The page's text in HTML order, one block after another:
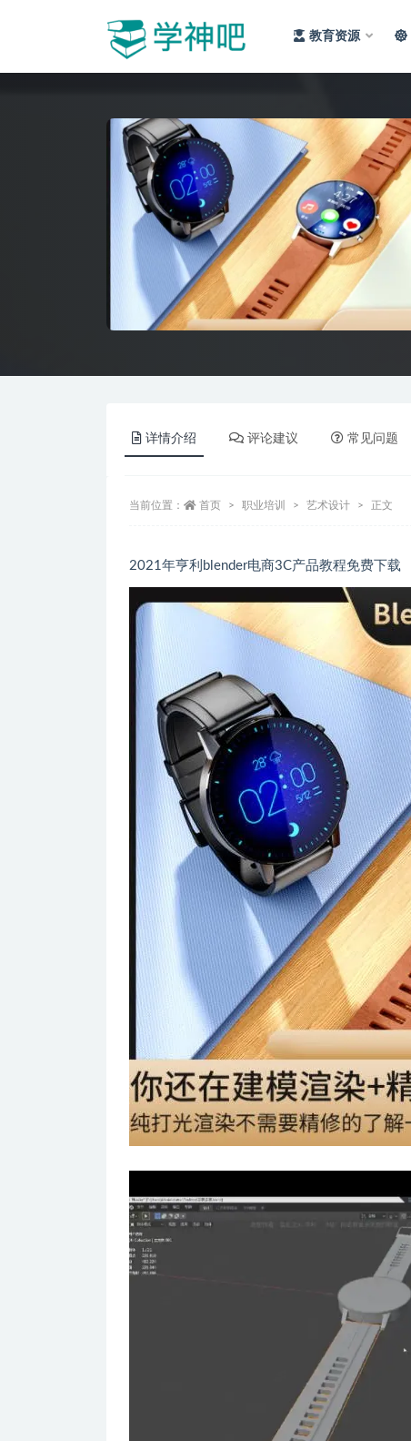
教育资源
详情介绍 评论建议 常见问题
当前位置： 首页 职业培训 艺术设计 正文
2021年亨利blender电商3C产品教程免费下载